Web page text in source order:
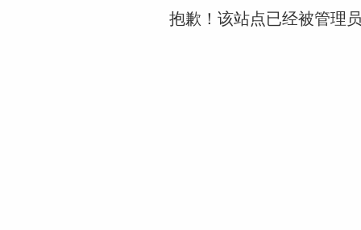
抱歉！该站点已经被管理